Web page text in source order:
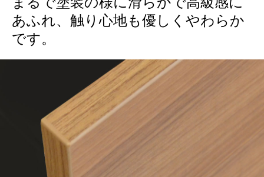
あふれ、触り心地も優しくやわらか
です。